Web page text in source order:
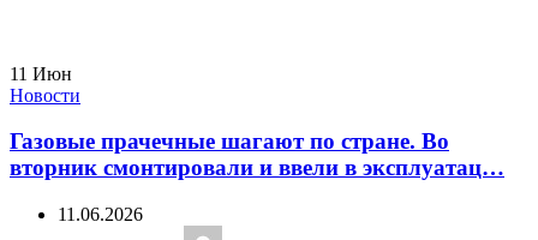
11 Июн
Новости
Газовые прачечные шагают по стране. Во
вторник смонтировали и ввели в эксплуатац…
11.06.2026